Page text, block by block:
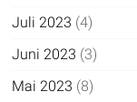
Juli 2023 (4)
Juni 2023 (3)
Mai 2023 (8)